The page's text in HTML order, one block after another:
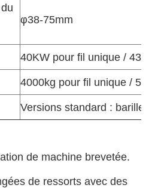
φ38-75mm
40KW pour fil unique /
4000kg pour fil unique /
Versions standard : barillet
de machine brevetée.
de ressorts avec des